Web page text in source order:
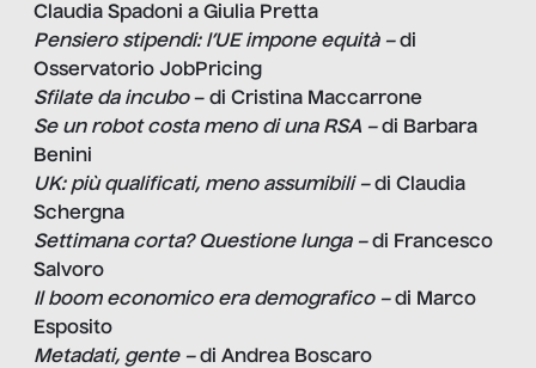
Claudia Spadoni a Giulia Pretta
Pensiero stipendi: l’UE impone equità –di
Osservatorio JobPricing
Sfilate da incubo– di Cristina Maccarrone
Se un robot costa meno di una RSA –di Barbara
Benini
UK: più qualificati, meno assumibili –di Claudia
Schergna
Settimana corta? Questione lunga –di Francesco
Salvoro
Il boom economico era demografico –di Marco
Esposito
Metadati, gente –di Andrea Boscaro